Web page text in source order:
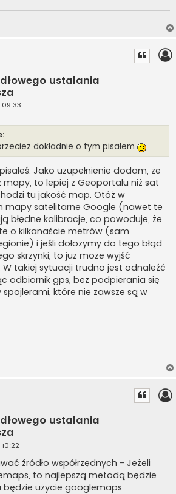
ustalania
09:33
dokładnie o tym pisałem
Jako uzupełnienie dodam, że
mapy, to lepiej z Geoportalu niż sat
tu jakość map. Otóż w
mapy satelitarne Google (nawet te
błędne kalibracje, co powoduje, że
o kilkanaście metrów (sam
i jeśli dołożymy do tego błąd
skrzynki, to już może wyjść
takiej sytuacji trudno jest odnaleźć
odbiornik gps, bez podpierania się
które nie zawsze są w
ustalania
źródło współrzędnych - Jeżeli
to najlepszą metodą będzie
użycie googlemaps.